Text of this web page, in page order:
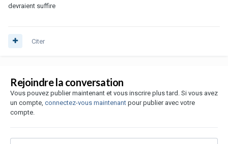
devraient suffire
Citer
Rejoindre la conversation
Vous pouvez publier maintenant et vous inscrire plus tard. Si vous avez
un compte, connectez-vous maintenant pour publier avec votre
compte.